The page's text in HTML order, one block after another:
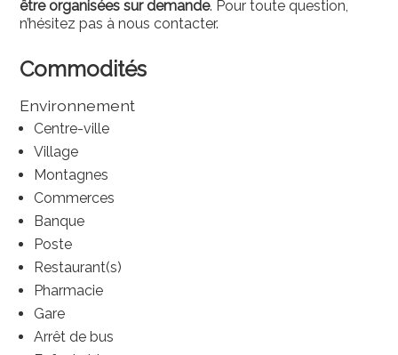
être organisées sur demande. Pour toute question,
n’hésitez pas à nous contacter.
Commodités
Environnement
Centre-ville
Village
Montagnes
Commerces
Banque
Poste
Restaurant(s)
Pharmacie
Gare
Arrêt de bus